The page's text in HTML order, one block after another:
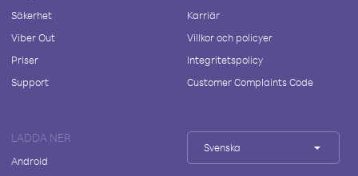
Säkerhet
Viber Out
Priser
Support
Karriär
Villkor och policyer
Integritetspolicy
Customer Complaints Code
LADDA NER
Android
Svenska